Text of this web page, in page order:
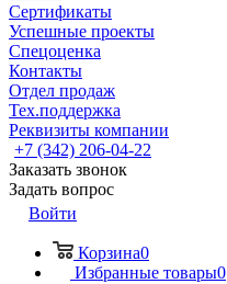
Сертификаты
Успешные проекты
Спецоценка
Контакты
Отдел продаж
Тех.поддержка
Реквизиты компании
+7 (342) 206-04-22
Заказать звонок
Задать вопрос
Войти
Корзина0
Избранные товары0